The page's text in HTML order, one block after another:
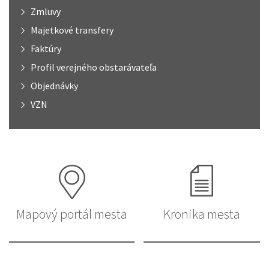
Zmluvy
Majetkové transfery
Faktúry
Profil verejného obstarávateľa
Objednávky
VZN
Mapový portál mesta Kronika mesta